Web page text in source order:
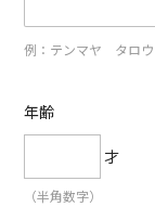
例：テンマヤ タロウ
年齢
才
（半角数字）